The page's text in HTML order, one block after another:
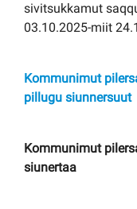
sivitsukkamut
03.10.2025-miit
Kommunimut
pillugu siunnersuut
Kommunimut